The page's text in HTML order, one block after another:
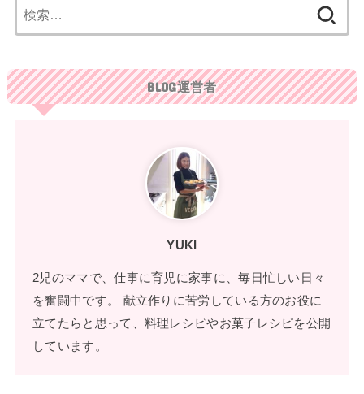
索:
BLOG運営者
YUKI
2児のママで、仕事に育児に家事に、毎日忙しい日々
を奮闘中です。 献立作りに苦労している方のお役に
立てたらと思って、料理レシピやお菓子レシピを公開
しています。